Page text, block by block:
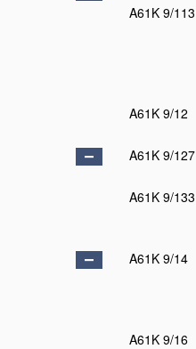
A61K 9/113
A61K 9/12
A61K 9/127
A61K 9/133
A61K 9/14
A61K 9/16